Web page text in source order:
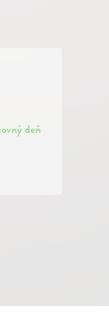
deň